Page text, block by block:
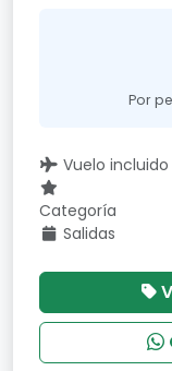
Por
Vuelo incluido
Categoría
Salidas